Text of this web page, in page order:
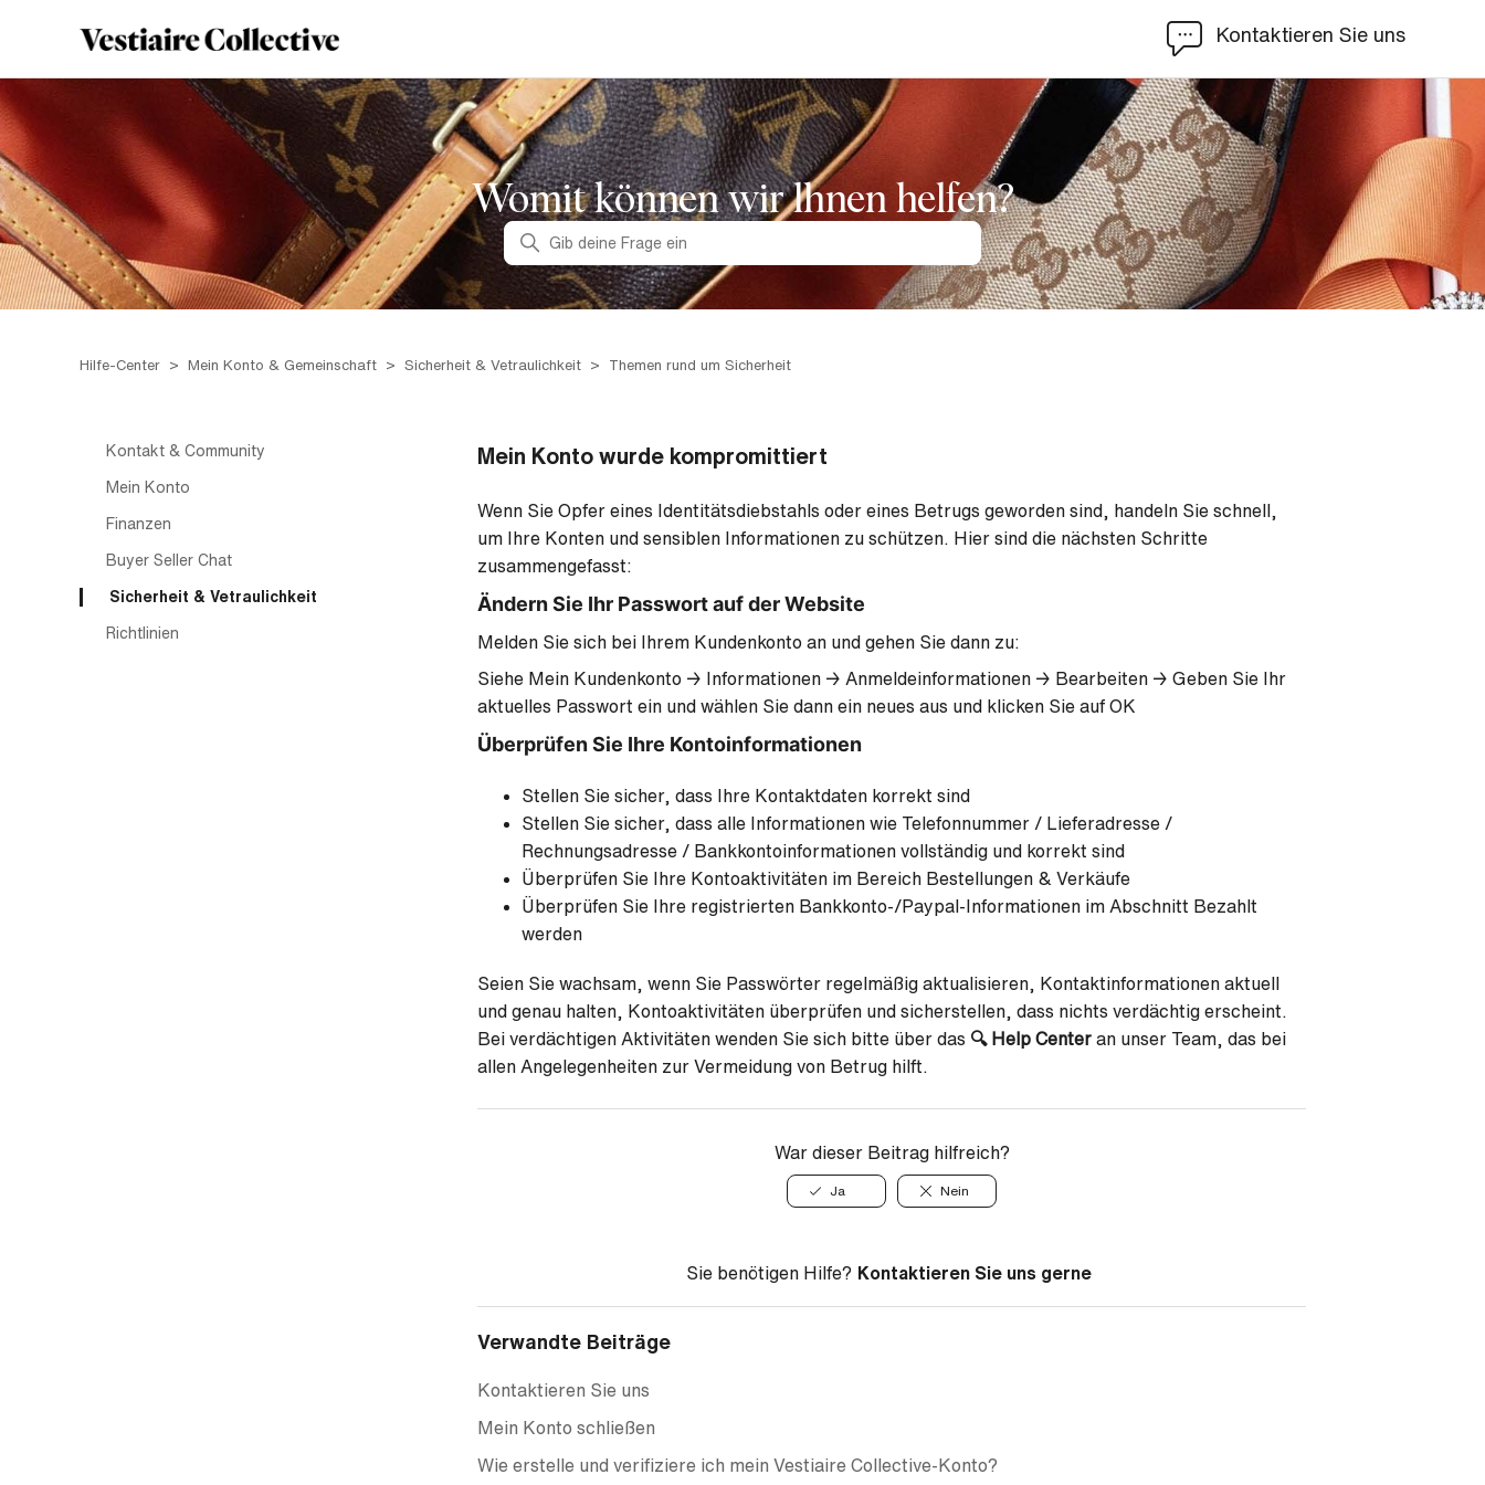
Kontaktieren Sie uns
Womit können wir lhnen helfen?
Suche
Hilfe-Center Mein Konto & Gemeinschaft Sicherheit & Vetraulichkeit Themen rund um Sicherheit
Kontakt & Community
Mein Konto
Finanzen
Buyer Seller Chat
Sicherheit & Vetraulichkeit
Richtlinien
Mein Konto wurde kompromittiert
Wenn Sie Opfer eines Identitätsdiebstahls oder eines Betrugs geworden sind, handeln Sie schnell,
um Ihre Konten und sensiblen Informationen zu schützen. Hier sind die nächsten Schritte
zusammengefasst:
Ändern Sie Ihr Passwort auf der Website
Melden Sie sich bei Ihrem Kundenkonto an und gehen Sie dann zu:
Siehe Mein Kundenkonto → Informationen → Anmeldeinformationen → Bearbeiten → Geben Sie Ihr
aktuelles Passwort ein und wählen Sie dann ein neues aus und klicken Sie auf OK
Überprüfen Sie Ihre Kontoinformationen
Stellen Sie sicher, dass Ihre Kontaktdaten korrekt sind
Stellen Sie sicher, dass alle Informationen wie Telefonnummer / Lieferadresse /
Rechnungsadresse / Bankkontoinformationen vollständig und korrekt sind
Überprüfen Sie Ihre Kontoaktivitäten im Bereich Bestellungen & Verkäufe
Überprüfen Sie Ihre registrierten Bankkonto-/Paypal-Informationen im Abschnitt Bezahlt
werden
Seien Sie wachsam, wenn Sie Passwörter regelmäßig aktualisieren, Kontaktinformationen aktuell
und genau halten, Kontoaktivitäten überprüfen und sicherstellen, dass nichts verdächtig erscheint.
Bei verdächtigen Aktivitäten wenden Sie sich bitte über das 🔍 Help Center an unser Team, das bei
allen Angelegenheiten zur Vermeidung von Betrug hilft.
War dieser Beitrag hilfreich?
Ja Nein
Sie benötigen Hilfe? Kontaktieren Sie uns gerne
Verwandte Beiträge
Kontaktieren Sie uns
Mein Konto schließen
Wie erstelle und verifiziere ich mein Vestiaire Collective-Konto?